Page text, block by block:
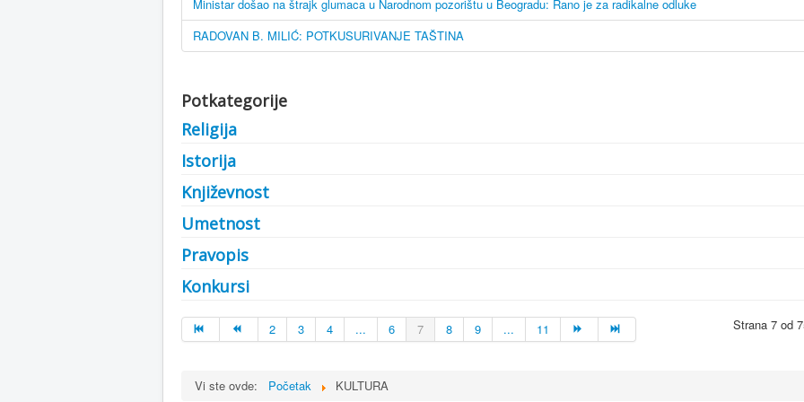
Ministar došao na štrajk glumaca u Narodnom pozorištu u Beogradu: Rano je za radikalne odluke
RADOVAN B. MILIĆ: POTKUSURIVANJE TAŠTINA
Potkategorije
Religija
Istorija
Književnost
Umetnost
Pravopis
Konkursi
Strana 7 od
2 3 4 ... 6 7 8 9 ... 11
Vi ste ovde: Početak KULTURA